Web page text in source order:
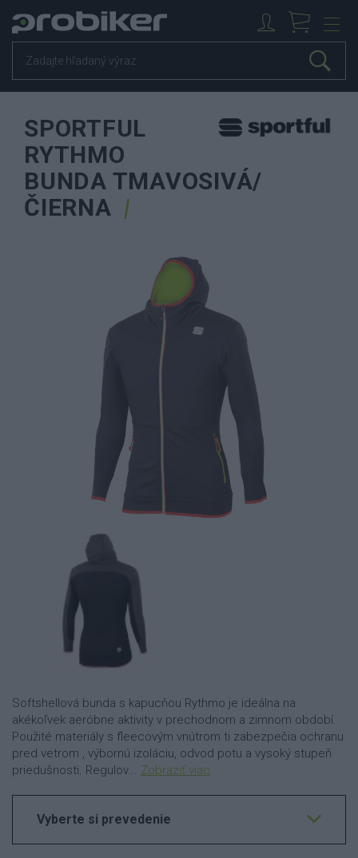
SPORTFUL
RYTHMO
BUNDA TMAVOSIVÁ/
ČIERNA
Softshellová bunda s kapucňou Rythmo je ideálna na
akékoľvek aeróbne aktivity v prechodnom a zimnom období.
Použité materiály s fleecovým vnútrom ti zabezpečia ochranu
pred vetrom , výbornú izoláciu, odvod potu a vysoký stupeň
priedušnosti. Regulov... Zobraziť viac
Vyberte si prevedenie